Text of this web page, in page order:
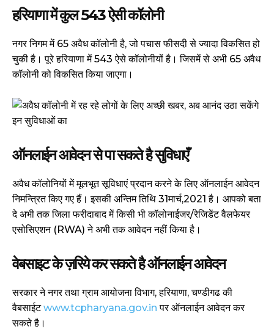
हरियाणा में कुल 543 ऐसी कॉलोनी
नगर निगम में 65 अवैध कॉलोनी है, जो पचास फीसदी से ज्यादा विकसित हो
चुकी है। पूरे हरियाणा में 543 ऐसे कॉलोनीयों है। जिसमें से अभी 65 अवैध
कॉलोनी को विकसित किया जाएगा।
ऑनलाईन आवेदन से पा सकते है सुविधाएँ
अवैध कॉलोनियों में मूलभूत सूविधाएं प्रदान करने के लिए ऑनलाईन आवेदन
निमन्त्रित किए गए हैं। इसकी अन्तिम तिथि 31मार्च,2021 है। आपको बता
दे अभी तक जिला फरीदाबाद में किसी भी कॉलोनाईजर/रेजिडेंट वैलफेयर
एसोसिएशन (RWA) ने अभी तक आवेदन नहीं किया है।
वेबसाइट के ज़रिये कर सकते है ऑनलाईन आवेदन
सरकार ने नगर तथा ग्राम आयोजना विभाग, हरियाणा, चण्डीगढ की
वैबसाईटwww.tcpharyana.gov.in पर ऑनलाईन आवेदन कर
सकते है।